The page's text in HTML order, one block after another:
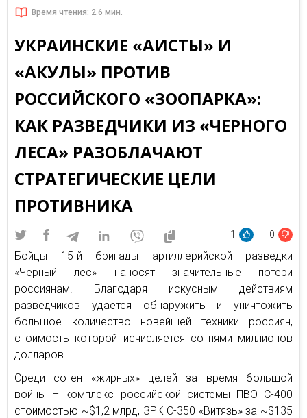
Время чтения: 2.6 мин.
УКРАИНСКИЕ «АИСТЫ» И
«АКУЛЫ» ПРОТИВ
РОССИЙСКОГО «ЗООПАРКА»:
КАК РАЗВЕДЧИКИ ИЗ «ЧЕРНОГО
ЛЕСА» РАЗОБЛАЧАЮТ
СТРАТЕГИЧЕСКИЕ ЦЕЛИ
ПРОТИВНИКА
1 0
Бойцы 15-й бригады артиллерийской разведки
«Черный лес» наносят значительные потери
россиянам. Благодаря искусным действиям
разведчиков удается обнаружить и уничтожить
большое количество новейшей техники россиян,
стоимость которой исчисляется сотнями миллионов
долларов.
Среди сотен «жирных» целей за время большой
войны – комплекс российской системы ПВО С-400
стоимостью ~$1,2 млрд, ЗРК С-350 «Витязь» за ~$135